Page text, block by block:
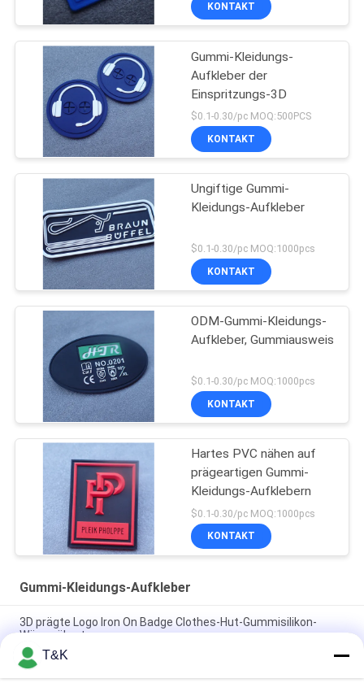
KONTAKT
Gummi-Kleidungs-
Aufkleber der
Einspritzungs-3D
$0.1-0.30/pc MOQ:500PCS
KONTAKT
Ungiftige Gummi-
Kleidungs-Aufkleber
$0.1-0.30/pc MOQ:1000pcs
KONTAKT
ODM-Gummi-Kleidungs-
Aufkleber, Gummiausweis
$0.1-0.30/pc MOQ:1000pcs
KONTAKT
Hartes PVC nähen auf
prägeartigen Gummi-
Kleidungs-Aufklebern
$0.1-0.30/pc MOQ:1000pcs
KONTAKT
Gummi-Kleidungs-Aufkleber
3D prägte Logo Iron On Badge Clothes-Hut-Gummisilikon-
Wärmeübertragung
PVC prägte Logo Soft, 3D-, dassilikon kundenspezifisches für
Pantoffel ausbessert
T&K